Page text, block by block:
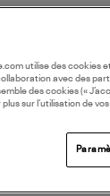
utilise des cookies
avec des
des cookies («
plus sur l’utilisation de